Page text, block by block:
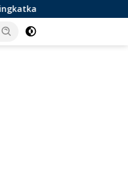
Kebersihan Pasar